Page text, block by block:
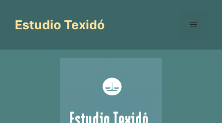
contenido
Estudio Texidó Menú